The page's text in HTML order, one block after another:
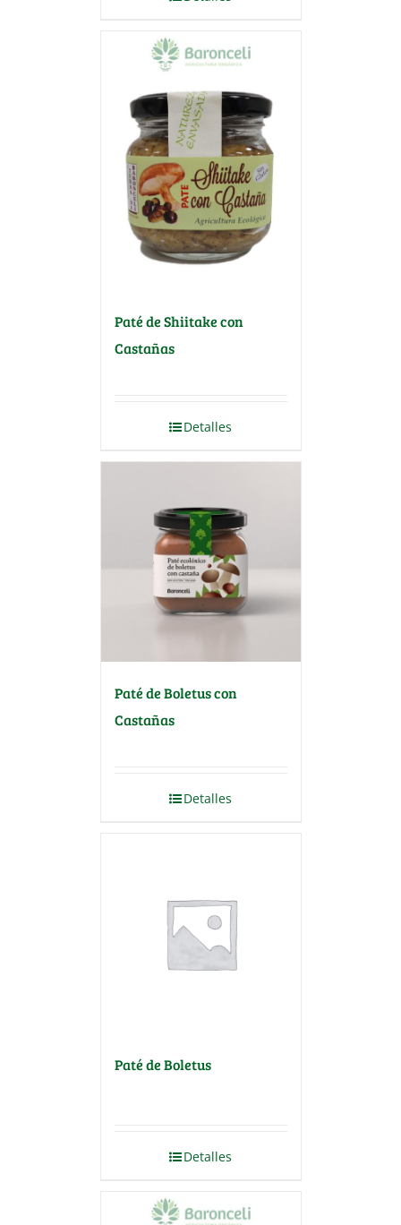
Paté de Shiitake con
Castañas
Detalles
Paté de Boletus con
Castañas
Detalles
Paté de Boletus
Detalles